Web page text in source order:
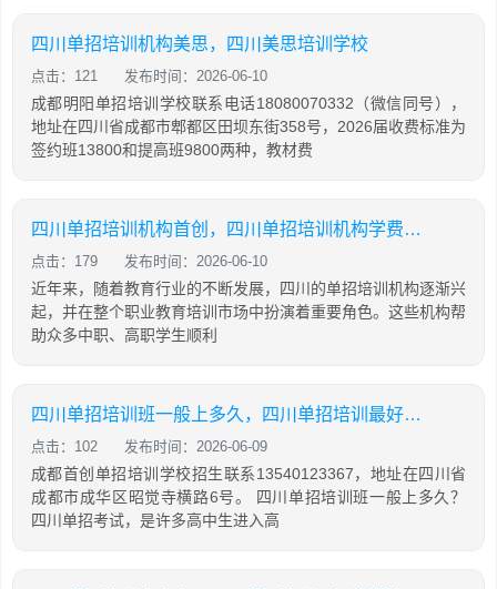
四川单招培训机构美思，四川美思培训学校
点击：121 发布时间：2026-06-10
成都明阳单招培训学校联系电话18080070332（微信同号），
地址在四川省成都市郫都区田坝东街358号，2026届收费标准为
签约班13800和提高班9800两种，教材费
四川单招培训机构首创，四川单招培训机构学费大概是多少
点击：179 发布时间：2026-06-10
近年来，随着教育行业的不断发展，四川的单招培训机构逐渐兴
起，并在整个职业教育培训市场中扮演着重要角色。这些机构帮
助众多中职、高职学生顺利
四川单招培训班一般上多久，四川单招培训最好的学校
点击：102 发布时间：2026-06-09
成都首创单招培训学校招生联系13540123367，地址在四川省
成都市成华区昭觉寺横路6号。 四川单招培训班一般上多久？
四川单招考试，是许多高中生进入高